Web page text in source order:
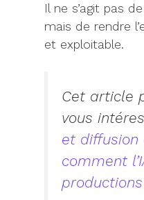
Il ne s’agit pas
mais de rendre
et exploitable.
Cet article
vous
et diffusion
comment